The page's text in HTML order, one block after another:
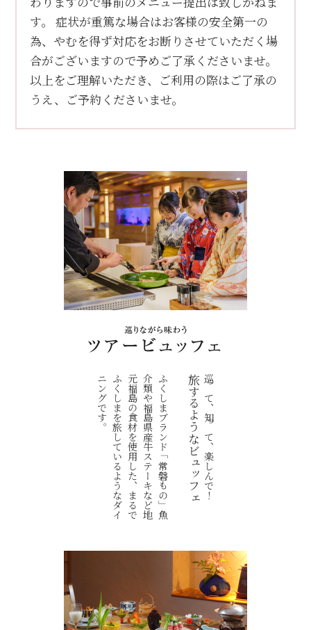
す。 症状が重篤な場合はお客様の安全第一の
為、やむを得ず対応をお断りさせていただく場
合がございますので予めご了承くださいませ。
以上をご理解いただき、ご利用の際はご了承の
うえ、ご予約くださいませ。
巡って、知って、楽しんで！
旅するようなビュッフェ
ふ
く
し
ま
ブ
ラ
ン
ド
「
常
磐
も
の
」
魚
介
類
や
福
島
県
産
牛
ス
テ
ー
キ
な
ど
地
元
福
島
の
食
材
を
使
用
し
た
、
ま
る
で
ふ
く
し
ま
を
旅
し
て
い
る
よ
う
な
ダ
イ
ニ
ン
グ
で
す
。